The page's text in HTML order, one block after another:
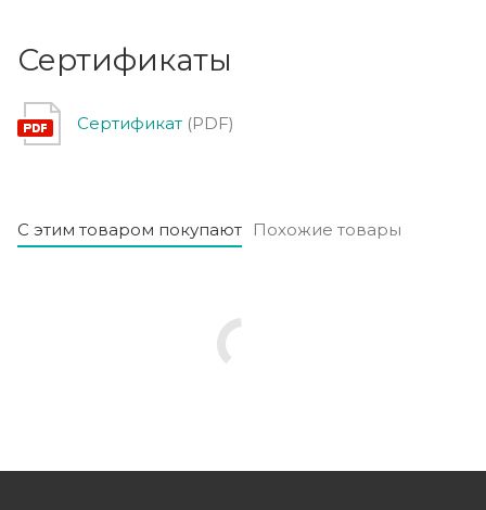
Сертификаты
Сертификат (PDF)
С этим товаром покупают Похожие товары